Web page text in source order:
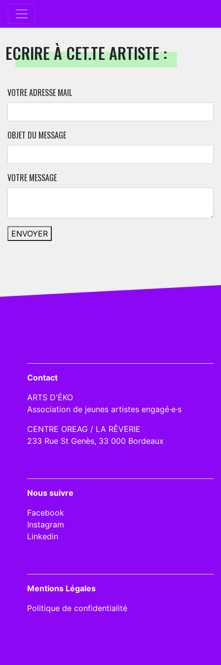
ECRIRE À CET.TE ARTISTE :
VOTRE ADRESSE MAIL
OBJET DU MESSAGE
VOTRE MESSAGE
Contact
ARTS D'ÉKO
Association de jeunes artistes engagé·e·s
CENTRE OREAG / LA RÊVERIE
233 Rue St Genès, 33 000 Bordeaux
Nous suivre
Facebook
Instagram
Linkedin
Mentions Légales
Politique de confidentialité